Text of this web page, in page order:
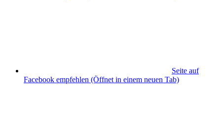
Seite auf
Facebook empfehlen (Öffnet in einem neuen Tab)